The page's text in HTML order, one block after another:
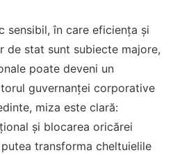
sensibil, în care eficiența și
de stat sunt subiecte majore,
poate deveni un
guvernanței corporative
miza este clară:
și blocarea oricărei
transforma cheltuielile